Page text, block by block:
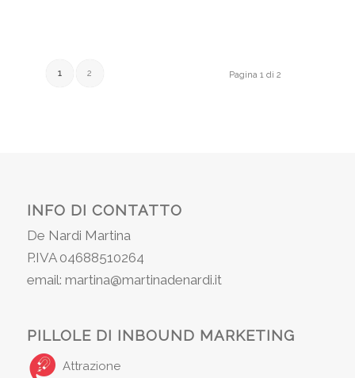
Pagina 1 di 2
1 2
INFO DI CONTATTO
De Nardi Martina
P.IVA 04688510264
email: martina@martinadenardi.it
PILLOLE DI INBOUND MARKETING
Attrazione